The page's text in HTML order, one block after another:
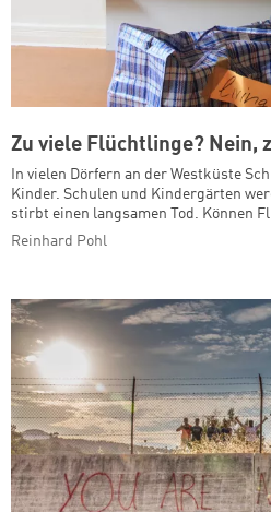
Zu viele Flüchtlinge? Nein,
In vielen Dörfern an der Westküste
Kinder. Schulen und Kindergärten
stirbt einen langsamen Tod. Können
Reinhard Pohl